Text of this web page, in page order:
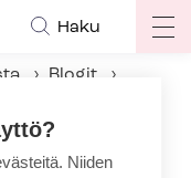
Haku
Blogit
Niiden